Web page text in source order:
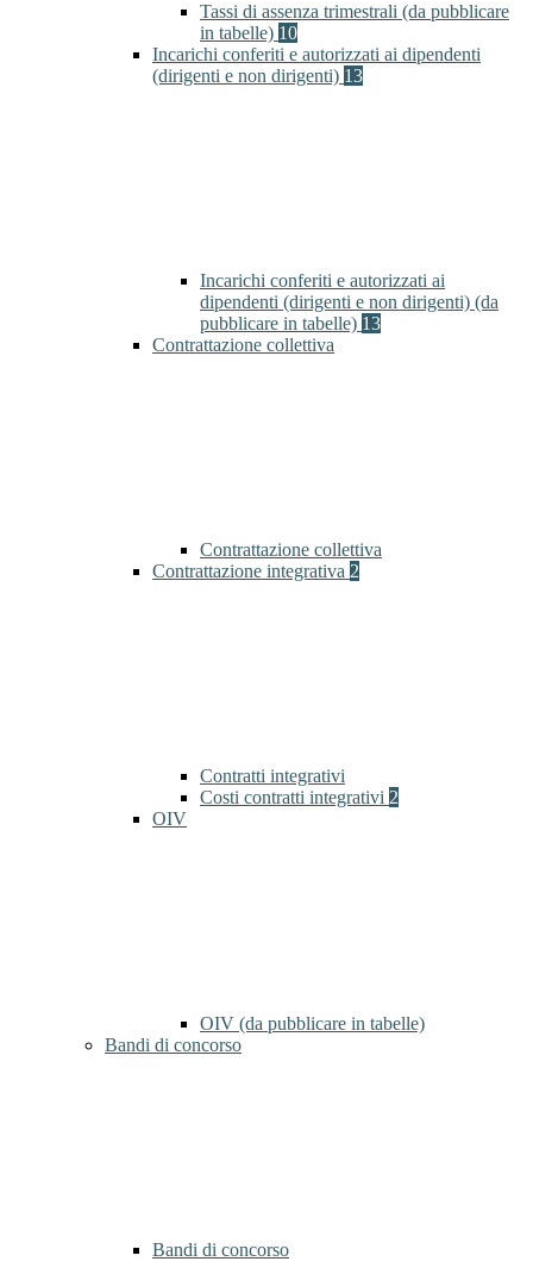
Tassi di assenza trimestrali (da pubblicare
in tabelle) 10
Incarichi conferiti e autorizzati ai dipendenti
(dirigenti e non dirigenti) 13
Incarichi conferiti e autorizzati ai
dipendenti (dirigenti e non dirigenti) (da
pubblicare in tabelle) 13
Contrattazione collettiva
Contrattazione collettiva
Contrattazione integrativa 2
Contratti integrativi
Costi contratti integrativi 2
OIV
OIV (da pubblicare in tabelle)
Bandi di concorso
Bandi di concorso